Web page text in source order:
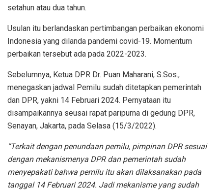
setahun atau dua tahun.
Usulan itu berlandaskan pertimbangan perbaikan ekonomi
Indonesia yang dilanda pandemi covid-19. Momentum
perbaikan tersebut ada pada 2022-2023.
Sebelumnya, Ketua DPR Dr. Puan Maharani, S.Sos.,
menegaskan jadwal Pemilu sudah ditetapkan pemerintah
dan DPR, yakni 14 Februari 2024. Pernyataan itu
disampaikannya seusai rapat paripurna di gedung DPR,
Senayan, Jakarta, pada Selasa (15/3/2022).
“Terkait dengan penundaan pemilu, pimpinan DPR sesuai
dengan mekanismenya DPR dan pemerintah sudah
menyepakati bahwa pemilu itu akan dilaksanakan pada
tanggal 14 Februari 2024. Jadi mekanisme yang sudah